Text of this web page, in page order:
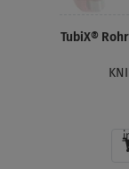
TubiX®